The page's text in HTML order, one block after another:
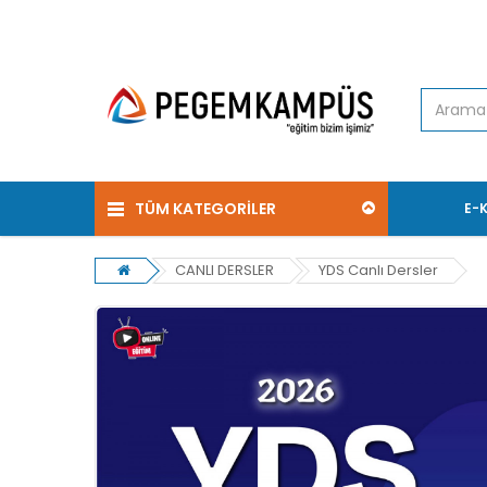
TÜM KATEGORİLER E-
CANLI DERSLER YDS Canlı Dersler